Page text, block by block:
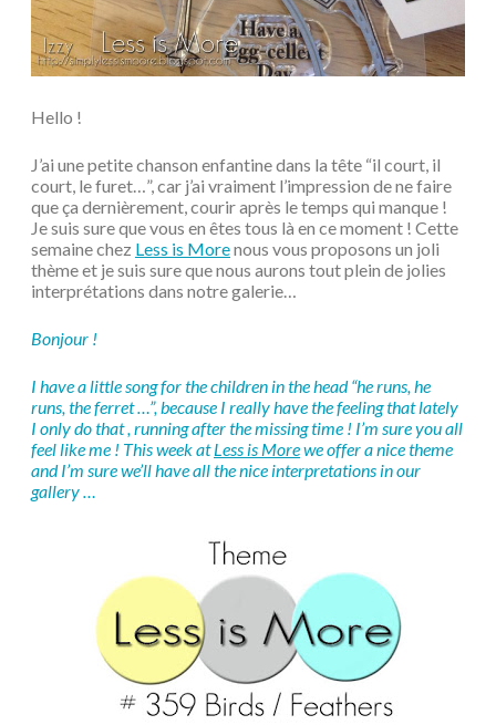
Hello !
J’ai une petite chanson enfantine dans la tête “il court, il
court, le furet…”, car j’ai vraiment l’impression de ne faire
que ça dernièrement, courir après le temps qui manque !
Je suis sure que vous en êtes tous là en ce moment ! Cette
semaine chez Less is Morenous vous proposons un joli
thème et je suis sure que nous aurons tout plein de jolies
interprétations dans notre galerie…
Bonjour !
I have a little song for the children in the head “he runs, he
runs, the ferret …”, because I really have the feeling that lately
I only do that , running after the missing time ! I’m sure you all
feel like me ! This week atLess is Morewe offer a nice theme
and I’m sure we’ll have all the nice interpretations in our
gallery …